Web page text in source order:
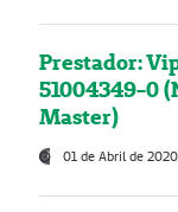
Prestador:
51004349-0
Master)
01 de Abril de 2020